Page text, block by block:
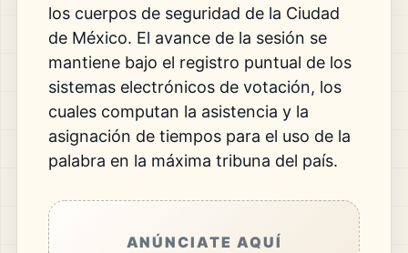
los cuerpos de seguridad de la Ciudad
de México. El avance de la sesión se
mantiene bajo el registro puntual de los
sistemas electrónicos de votación, los
cuales computan la asistencia y la
asignación de tiempos para el uso de la
palabra en la máxima tribuna del país.
ANÚNCIATE AQUÍ